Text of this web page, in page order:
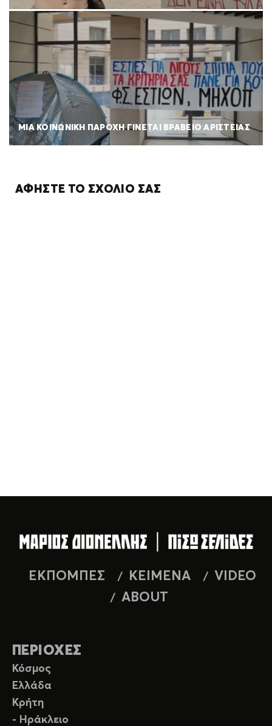
ΜΙΑ ΚΟΙΝΩΝΙΚΗ ΠΑΡΟΧΗ ΓΙΝΕΤΑΙ ΒΡΑΒΕΙΟ ΑΡΙΣΤΕΙΑΣ
ΑΦΉΣΤΕ ΤΟ ΣΧΌΛΙΌ ΣΑΣ
ΕΚΠΟΜΠΕΣ ΚΕΙΜΕΝΑ
VIDEO
ABOUT
ΠΕΡΙΟΧΕΣ
Κόσμος
Ελλάδα
Κρήτη
- Ηράκλειο